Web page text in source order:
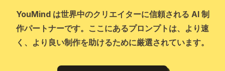
YouMind は世界中のクリエイターに信頼される AI 制
作パートナーです。ここにあるプロンプトは、より速
く、より良い制作を助けるために厳選されています。